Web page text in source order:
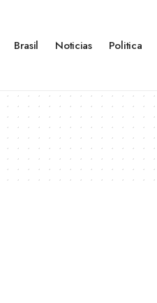
Brasil Noticias Politica